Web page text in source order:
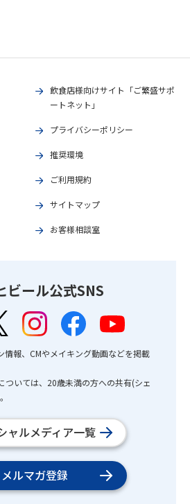
飲食店様向けサイト「ご繁盛サポ
ートネット」
プライバシーポリシー
推奨環境
ご利用規約
サイトマップ
お客様相談室
ビール公式SNS
情報、CMやメイキング動画などを掲載
いては、20歳未満の方への共有(シェ
ャルメディア一覧
メルマガ登録